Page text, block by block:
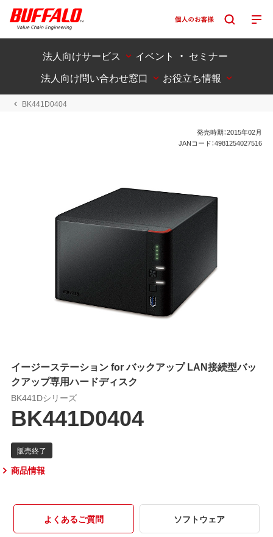
法人向けサービス
イベント ・ セミナー
法人向け問い合わせ窓口
お役立ち情報
BK441D0404
発売時期：2015年02月
JANコード：4981254027516
イージーステーション for バックアップ LAN接続型バッ
クアップ専用ハードディスク
BK441Dシリーズ
BK441D0404
商品情報
よくあるご質問 ソフトウェア